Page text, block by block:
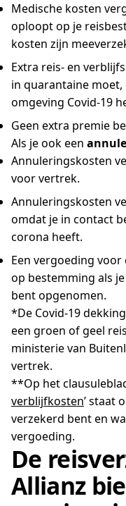
Medische kosten
oploopt op je
kosten zijn
Extra reis- en
in quarantaine
omgeving Covid-19
Geen extra premie
Als je ook een
Annuleringskosten
voor vertrek.
Annuleringskosten
omdat je in contact
corona heeft.
Een vergoeding
op bestemming als
bent opgenomen.
*De Covid-19
een groen of geel
ministerie van
vertrek.
**Op het
verblijfkosten’ staat
verzekerd bent en
vergoeding.
De
Allianz